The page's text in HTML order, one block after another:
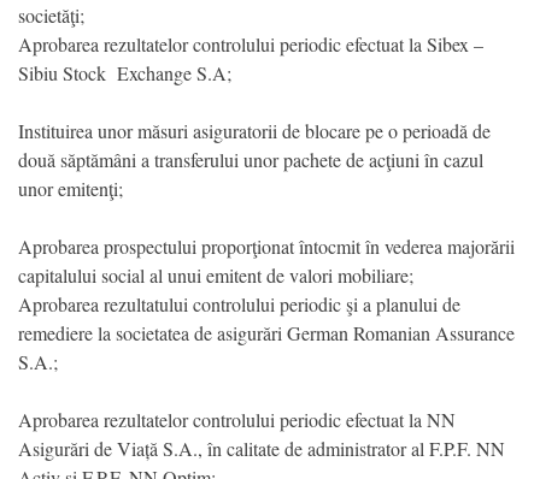
societăţi;
Aprobarea rezultatelor controlului periodic efectuat la Sibex –
Sibiu Stock Exchange S.A;
Instituirea unor măsuri asiguratorii de blocare pe o perioadă de
două săptămâni a transferului unor pachete de acţiuni în cazul
unor emitenţi;
Aprobarea prospectului proporţionat întocmit în vederea majorării
capitalului social al unui emitent de valori mobiliare;
Aprobarea rezultatului controlului periodic şi a planului de
remediere la societatea de asigurări German Romanian Assurance
S.A.;
Aprobarea rezultatelor controlului periodic efectuat la NN
Asigurări de Viață S.A., în calitate de administrator al F.P.F. NN